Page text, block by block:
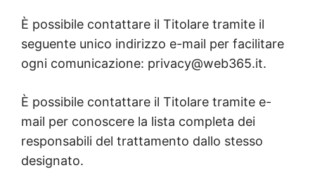
È possibile contattare il Titolare tramite il
seguente unico indirizzo e-mail per facilitare
ogni comunicazione: privacy@web365.it.
È possibile contattare il Titolare tramite e-
mail per conoscere la lista completa dei
responsabili del trattamento dallo stesso
designato.